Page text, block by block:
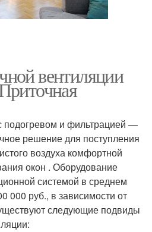
вентиляции
подогревом и фильтрацией —
решение для поступления
воздуха комфортной
окон . Оборудование
системой в среднем
000 руб., в зависимости от
следующие подвиды